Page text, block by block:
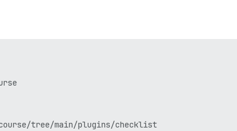
tree/main/plugins/checklist